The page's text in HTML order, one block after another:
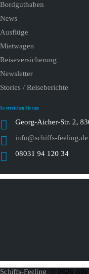
Bordguthaben
News
Ausflüge
Mietwagen
Reiseversicherung
Newsletter
Stories / Reiseberichte
So erreichen Sie uns
Georg-Aicher-Str. 2,
info@schiffs-feeling.de
08031 94 120 34
Schiffs-Feeling © 2026 Alle